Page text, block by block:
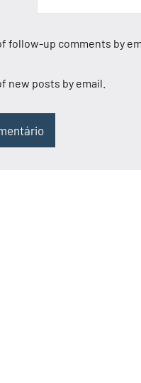
follow-up comments by
new posts by email.